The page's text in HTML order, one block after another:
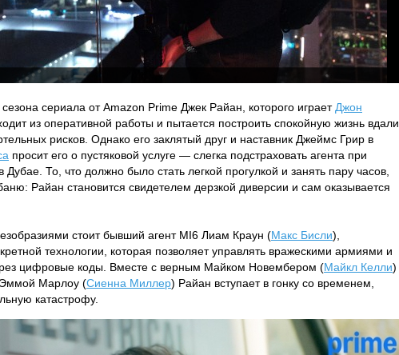
сериала от Amazon Prime Джек Райан, которого играет Джон
из оперативной работы и пытается построить спокойную жизнь вдали
рисков. Однако его заклятый друг и наставник Джеймс Грир в
просит его о пустяковой услуге — слегка подстраховать агента при
То, что должно было стать легкой прогулкой и занять пару часов,
Райан становится свидетелем дерзкой диверсии и сам оказывается
стоит бывший агент MI6 Лиам Краун (Макс Бисли),
технологии, которая позволяет управлять вражескими армиями и
цифровые коды. Вместе с верным Майком Новембером (Майкл Келли)
Эммой Марлоу (Сиенна Миллер) Райан вступает в гонку со временем,
катастрофу.